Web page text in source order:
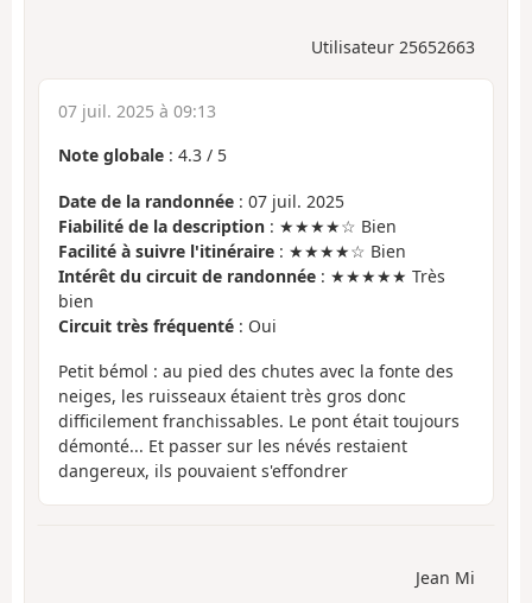
Utilisateur 25652663
07 juil. 2025 à 09:13
Note globale : 4.3 / 5
Date de la randonnée : 07 juil. 2025
Fiabilité de la description : ★★★★☆ Bien
Facilité à suivre l'itinéraire : ★★★★☆ Bien
Intérêt du circuit de randonnée : ★★★★★ Très
bien
Circuit très fréquenté : Oui
Petit bémol : au pied des chutes avec la fonte des
neiges, les ruisseaux étaient très gros donc
difficilement franchissables. Le pont était toujours
démonté... Et passer sur les névés restaient
dangereux, ils pouvaient s'effondrer
Jean Mi